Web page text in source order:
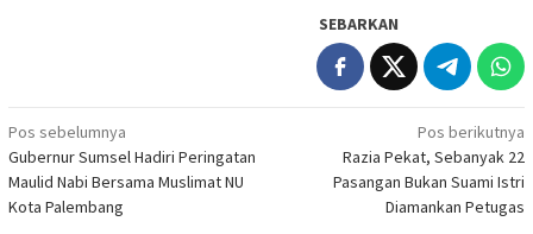
SEBARKAN
Navigasi
pos
Pos sebelumnya
Gubernur Sumsel Hadiri Peringatan
Maulid Nabi Bersama Muslimat NU
Kota Palembang
Pos berikutnya
Razia Pekat, Sebanyak 22
Pasangan Bukan Suami Istri
Diamankan Petugas